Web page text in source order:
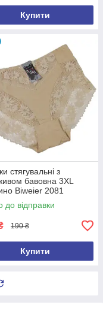
Купити
стягувальні з
бавовна 3XL
Biweier 2081
до відправки
190 ₴
Купити